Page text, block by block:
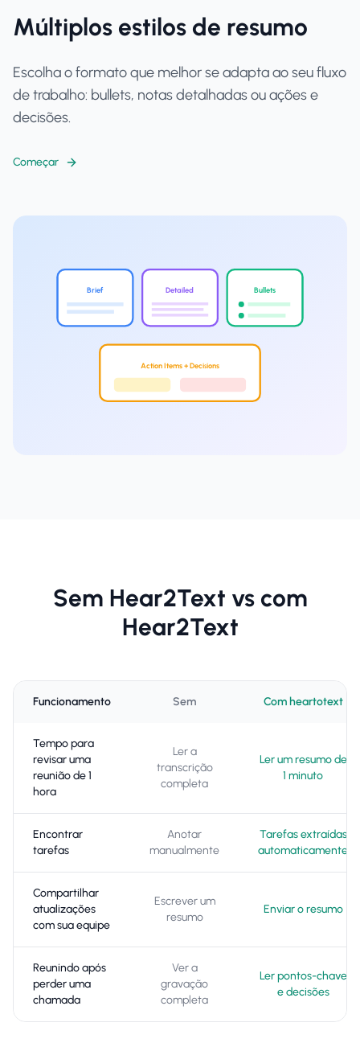
Múltiplos estilos de resumo
Escolha o formato que melhor se adapta ao seu fluxo
de trabalho: bullets, notas detalhadas ou ações e
decisões.
Começar
Brief Detailed Bullets
Action Items + Decisions
Sem Hear2Text vs com
Hear2Text
Funcionamento Sem Com heartotext
Tempo para
revisar uma
reunião de 1
hora
Ler a
transcrição
completa
Ler um resumo de
1 minuto
Encontrar
tarefas
Anotar
manualmente
Tarefas extraídas
automaticamente
Compartilhar
atualizações
com sua equipe
Escrever um
resumo
Enviar o resumo
Reunindo após
perder uma
chamada
Ver a
gravação
completa
Ler pontos-chave
e decisões